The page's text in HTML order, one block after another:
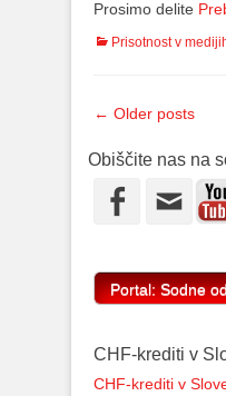
Prosimo delite
Categories
Prisotnost v
Post
← Older posts
Obiščite nas na
FacebookEmail
CHF-krediti v
CHF-krediti v